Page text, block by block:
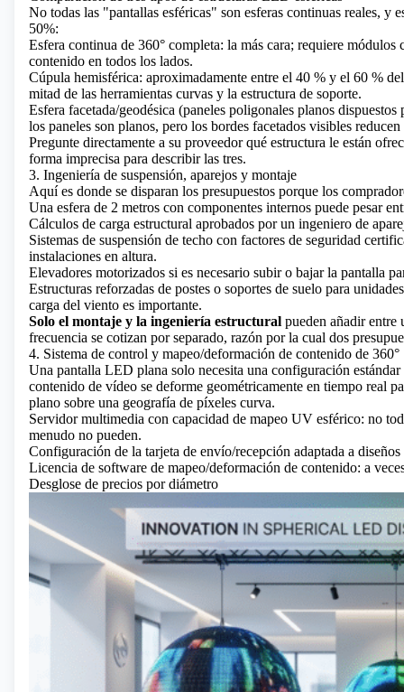
No todas las "pantallas esféricas" son esferas continuas reales,
50%:
Esfera continua de 360° completa: la más cara; requiere
contenido en todos los lados.
Cúpula hemisférica: aproximadamente entre el 40 % y el 60 %
mitad de las herramientas curvas y la estructura de soporte.
Esfera facetada/geodésica (paneles poligonales planos
los paneles son planos, pero los bordes facetados visibles
Pregunte directamente a su proveedor qué estructura le están
forma imprecisa para describir las tres.
3. Ingeniería de suspensión, aparejos y montaje
Aquí es donde se disparan los presupuestos porque los
Una esfera de 2 metros con componentes internos puede pesar
Cálculos de carga estructural aprobados por un ingeniero de
Sistemas de suspensión de techo con factores de seguridad
instalaciones en altura.
Elevadores motorizados si es necesario subir o bajar la pantalla
Estructuras reforzadas de postes o soportes de suelo para
carga del viento es importante.
Solo el montaje y la ingeniería estructural pueden añadir entre
frecuencia se cotizan por separado, razón por la cual dos
4. Sistema de control y mapeo/deformación de contenido de 360°
Una pantalla LED plana solo necesita una configuración
contenido de vídeo se deforme geométricamente en tiempo real
plano sobre una geografía de píxeles curva.
Servidor multimedia con capacidad de mapeo UV esférico: no
menudo no pueden.
Configuración de la tarjeta de envío/recepción adaptada a
Licencia de software de mapeo/deformación de contenido: a
Desglose de precios por diámetro